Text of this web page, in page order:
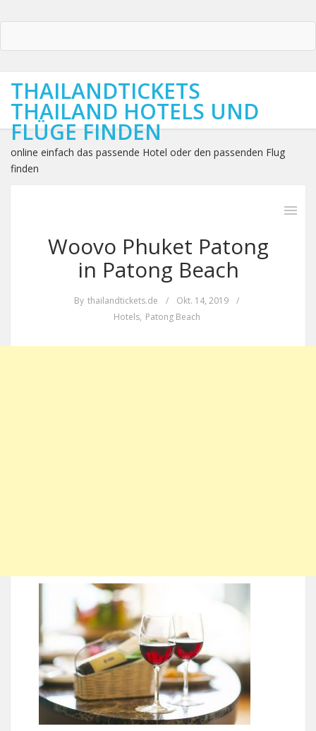
THAILANDTICKETS
THAILAND HOTELS UND
FLÜGE FINDEN
online einfach das passende Hotel oder den passenden Flug
finden
Woovo Phuket Patong
in Patong Beach
By thailandtickets.de / Okt. 14, 2019
/
Hotels, Patong Beach